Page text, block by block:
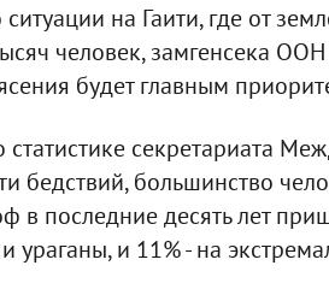
ситуации на Гаити, где от
человек, замгенсека
будет главным
статистике секретариата
бедствий, большинство
в последние десять лет
ураганы, и 11% - на